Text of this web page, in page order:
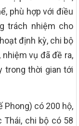
phù hợp với điều
trách nhiệm cho
định kỳ, chi bộ
vụ đã đề ra,
trong thời gian tới
Phong) có 200 hộ,
Thái, chi bộ có 58